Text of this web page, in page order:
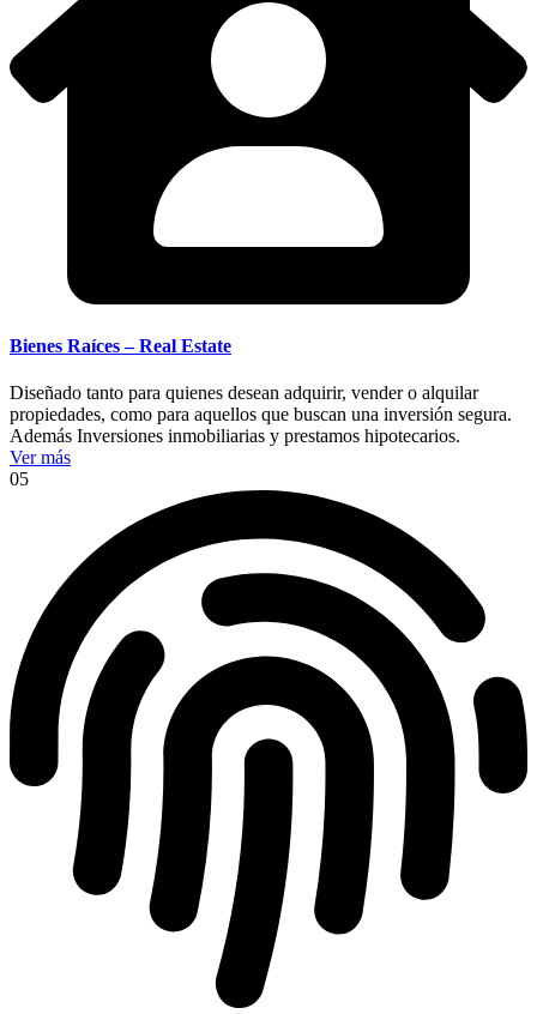
Bienes Raíces – Real Estate
Diseñado tanto para quienes desean adquirir, vender o alquilar
propiedades, como para aquellos que buscan una inversión segura.
Además Inversiones inmobiliarias y prestamos hipotecarios.
Ver más
05